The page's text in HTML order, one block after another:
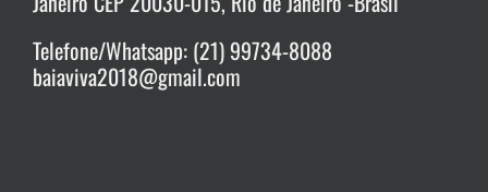
Telefone/Whatsapp: (21) 99734-8088
baiaviva2018@gmail.com